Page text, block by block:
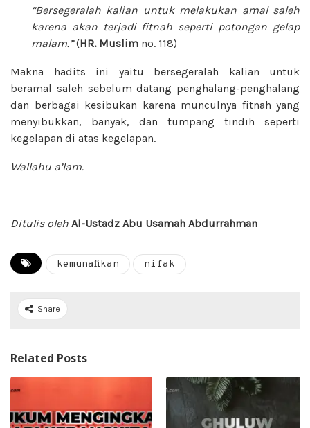
“Bersegeralah kalian untuk melakukan amal saleh
karena akan terjadi fitnah seperti potongan gelap
malam.”(HR. Muslim no. 118)
Makna hadits ini yaitu bersegeralah kalian untuk
beramal saleh sebelum datang penghalang-penghalang
dan berbagai kesibukan karena munculnya fitnah yang
menyibukkan, banyak, dan tumpang tindih seperti
kegelapan di atas kegelapan.
Wallahu a’lam.
Ditulis oleh Al-Ustadz Abu Usamah Abdurrahman
kemunafikan nifak
Share
Related Posts